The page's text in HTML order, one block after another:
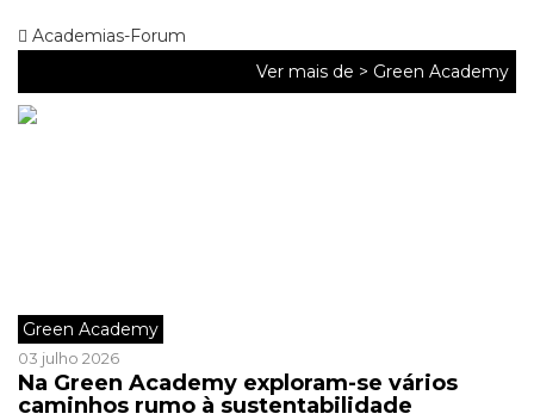
Academias-Forum
Ver mais de > Green Academy
Green Academy
03 julho 2026
Na Green Academy exploram-se vários
caminhos rumo à sustentabilidade